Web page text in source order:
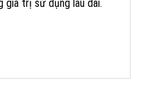
giá trị sử dụng lâu dài.